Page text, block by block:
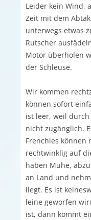
Leider kein Wind,
Zeit mit dem
unterwegs etwas
Rutscher
Motor überholen
der Schleuse.
Wir kommen
können sofort
ist leer, weil
nicht zugänglich.
Frenchies können
rechtwinklig auf
haben Mühe,
an Land und
liegt. Es ist
leine geworfen
ist, dann kommt